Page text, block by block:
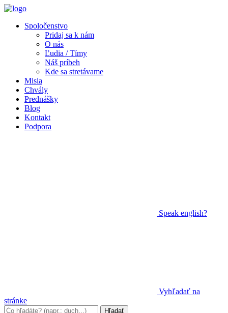
Spoločenstvo
Pridaj sa k nám
O nás
Ľudia / Tímy
Náš príbeh
Kde sa stretávame
Misia
Chvály
Prednášky
Blog
Kontakt
Podpora
Speak english?
Vyhľadať na
stránke